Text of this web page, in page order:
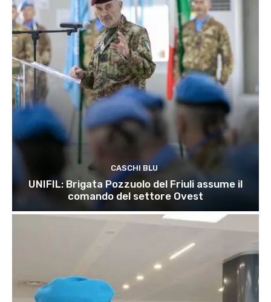
CASCHI BLU
UNIFIL: Brigata Pozzuolo del Friuli assume il
comando del settore Ovest